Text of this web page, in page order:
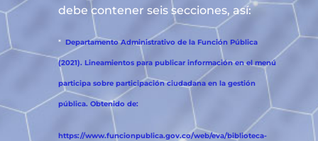
debe contener seis secciones, así:
* Departamento Administrativo de la Función Pública
(2021). Lineamientos para publicar información en el menú
participa sobre participación ciudadana en la gestión
pública. Obtenido de:
https://www.funcionpublica.gov.co/web/eva/biblioteca-